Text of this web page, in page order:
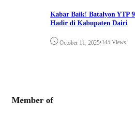
Kabar Baik! Batalyon YTP
Hadir di Kabupaten Dairi
October 11, 2025•345 Views
Member of